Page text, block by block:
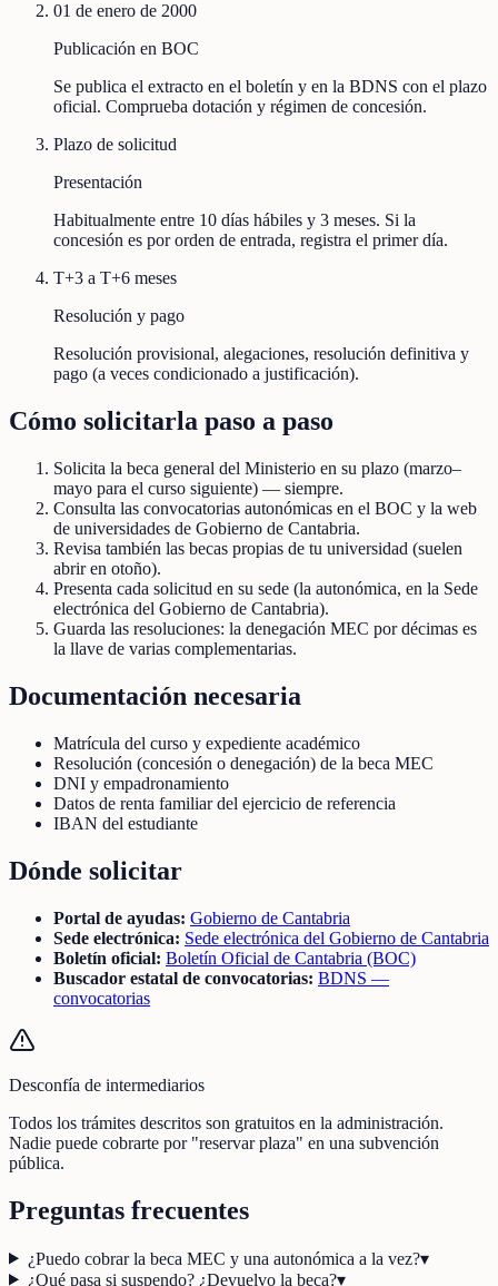
01 de enero de 2000
Publicación en BOC
Se publica el extracto en el boletín y en la BDNS con el plazo
oficial. Comprueba dotación y régimen de concesión.
Plazo de solicitud
Presentación
Habitualmente entre 10 días hábiles y 3 meses. Si la
concesión es por orden de entrada, registra el primer día.
T+3 a T+6 meses
Resolución y pago
Resolución provisional, alegaciones, resolución definitiva y
pago (a veces condicionado a justificación).
Cómo solicitarla paso a paso
Solicita la beca general del Ministerio en su plazo (marzo–
mayo para el curso siguiente) — siempre.
Consulta las convocatorias autonómicas en el BOC y la web
de universidades de Gobierno de Cantabria.
Revisa también las becas propias de tu universidad (suelen
abrir en otoño).
Presenta cada solicitud en su sede (la autonómica, en la Sede
electrónica del Gobierno de Cantabria).
Guarda las resoluciones: la denegación MEC por décimas es
la llave de varias complementarias.
Documentación necesaria
Matrícula del curso y expediente académico
Resolución (concesión o denegación) de la beca MEC
DNI y empadronamiento
Datos de renta familiar del ejercicio de referencia
IBAN del estudiante
Dónde solicitar
Portal de ayudas: Gobierno de Cantabria
Sede electrónica: Sede electrónica del Gobierno de Cantabria
Boletín oficial: Boletín Oficial de Cantabria (BOC)
Buscador estatal de convocatorias: BDNS —
convocatorias
Desconfía de intermediarios
Todos los trámites descritos son gratuitos en la administración.
Nadie puede cobrarte por "reservar plaza" en una subvención
pública.
Preguntas frecuentes
¿Puedo cobrar la beca MEC y una autonómica a la vez?▾
¿Qué pasa si suspendo? ¿Devuelvo la beca?▾